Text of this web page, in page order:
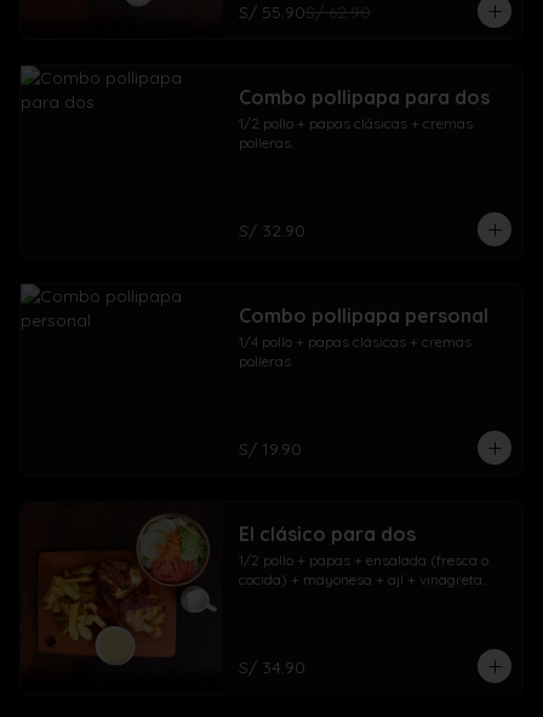
S/ 55.90S/ 62.90
Combo pollipapa para dos
1/2 pollo + papas clásicas + cremas
polleras.
S/ 32.90
Combo pollipapa personal
1/4 pollo + papas clásicas + cremas
polleras.
S/ 19.90
El clásico para dos
1/2 pollo + papas + ensalada (fresca o
cocida) + mayonesa + ají + vinagreta.
S/ 34.90